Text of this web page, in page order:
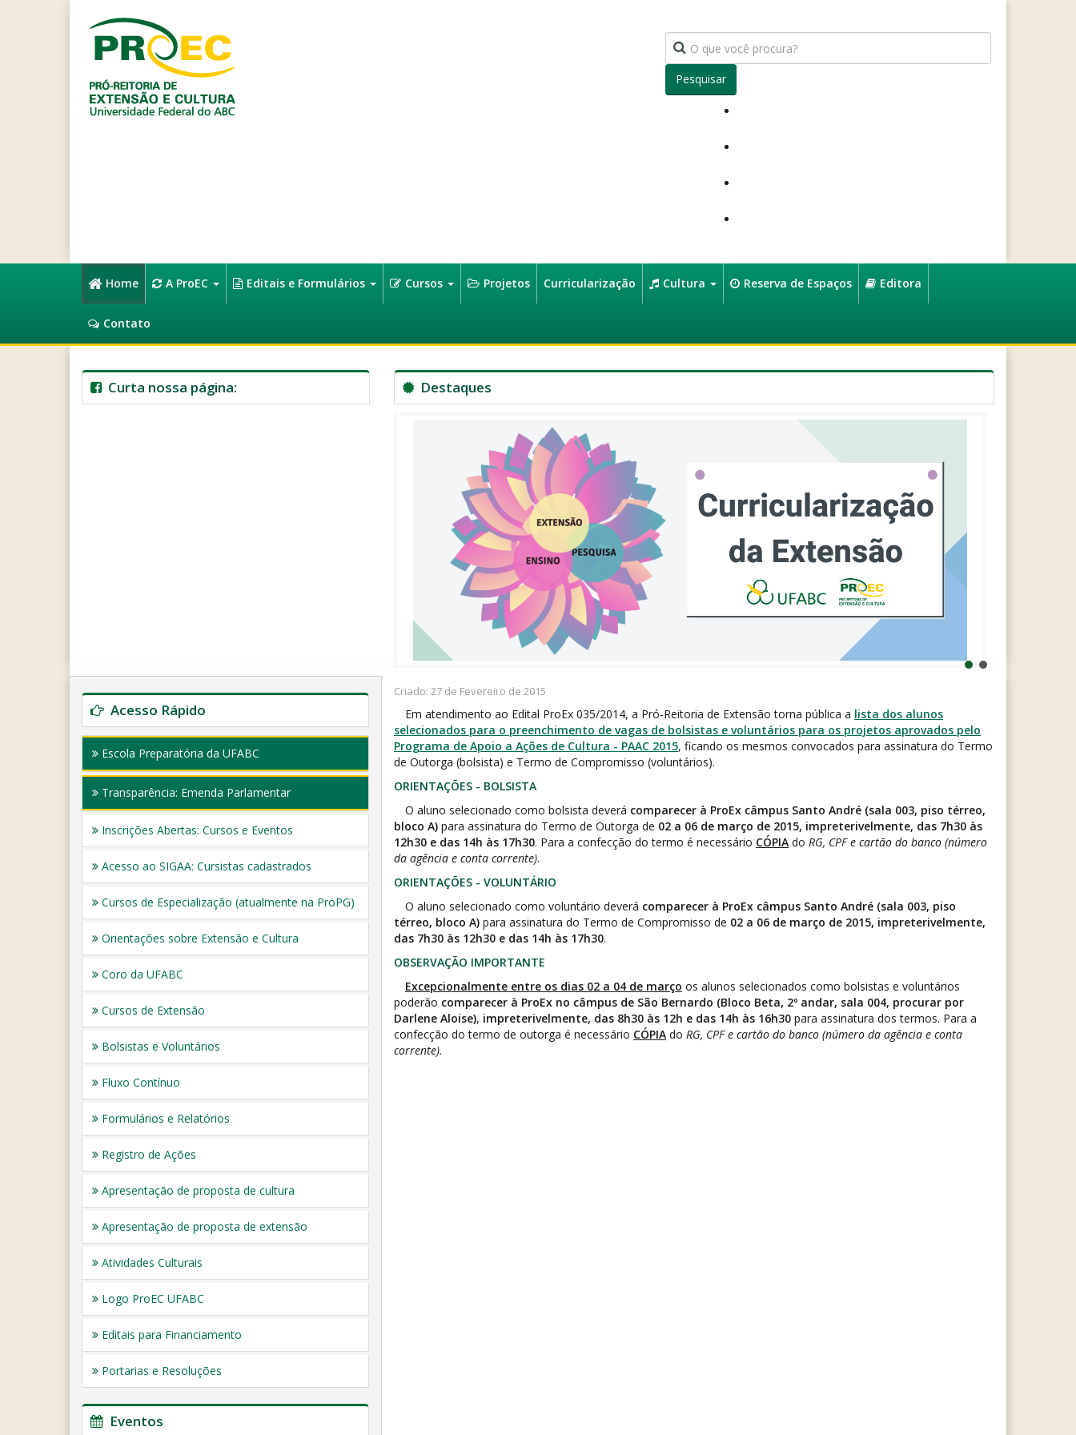
Pesquisar
Home A ProEC Editais e Formulários Cursos Projetos Curricularização Cultura Reserva de Espaços Editora
Contato
Curta nossa página: Destaques
Criado: 27 de Fevereiro de 2015
Em atendimento ao Edital ProEx 035/2014, a Pró-Reitoria de Extensão torna pública a lista dos alunos
selecionados para o preenchimento de vagas de bolsistas e voluntários para os projetos aprovados pelo
Programa de Apoio a Ações de Cultura - PAAC 2015, ficando os mesmos convocados para assinatura do Termo
de Outorga (bolsista) e Termo de Compromisso (voluntários).
ORIENTAÇÕES - BOLSISTA
O aluno selecionado como bolsista deverá comparecer à ProEx câmpus Santo André (sala 003, piso térreo,
bloco A) para assinatura do Termo de Outorga de 02 a 06 de março de 2015, impreterivelmente, das 7h30 às
12h30 e das 14h às 17h30. Para a confecção do termo é necessário CÓPIA do RG, CPF e cartão do banco (número
da agência e conta corrente).
ORIENTAÇÕES - VOLUNTÁRIO
O aluno selecionado como voluntário deverá comparecer à ProEx câmpus Santo André (sala 003, piso
térreo, bloco A) para assinatura do Termo de Compromisso de 02 a 06 de março de 2015, impreterivelmente,
das 7h30 às 12h30 e das 14h às 17h30.
OBSERVAÇÃO IMPORTANTE
Excepcionalmente entre os dias 02 a 04 de março os alunos selecionados como bolsistas e voluntários
poderão comparecer à ProEx no câmpus de São Bernardo (Bloco Beta, 2º andar, sala 004, procurar por
Darlene Aloise), impreterivelmente, das 8h30 às 12h e das 14h às 16h30 para assinatura dos termos. Para a
confecção do termo de outorga é necessário CÓPIA do RG, CPF e cartão do banco (número da agência e conta
corrente).
Acesso Rápido
Escola Preparatória da UFABC
Transparência: Emenda Parlamentar
Inscrições Abertas: Cursos e Eventos
Acesso ao SIGAA: Cursistas cadastrados
Cursos de Especialização (atualmente na ProPG)
Orientações sobre Extensão e Cultura
Coro da UFABC
Cursos de Extensão
Bolsistas e Voluntários
Fluxo Contínuo
Formulários e Relatórios
Registro de Ações
Apresentação de proposta de cultura
Apresentação de proposta de extensão
Atividades Culturais
Logo ProEC UFABC
Editais para Financiamento
Portarias e Resoluções
Eventos
Ano
Anterior
Mês
Anterior
Próximo
Ano
Próximo
Mês